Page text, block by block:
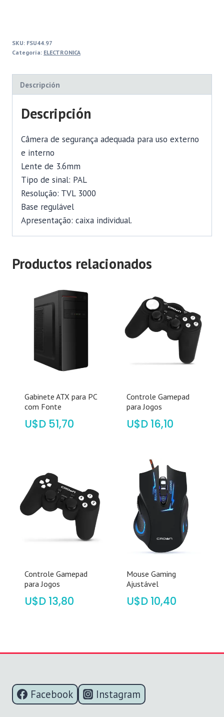
SKU: FSU44.97
Categoría: ELECTRONICA
Descripción
Descripción
Câmera de segurança adequada para uso externo
e interno
Lente de 3.6mm
Tipo de sinal: PAL
Resolução: TVL 3000
Base regulável
Apresentação: caixa individual.
Productos relacionados
Gabinete ATX para PC
com Fonte
$ 51,70
Controle Gamepad
para Jogos
$ 16,10
Controle Gamepad
para Jogos
$ 13,80
Mouse Gaming
Ajustável
$ 10,40
Facebook Instagram